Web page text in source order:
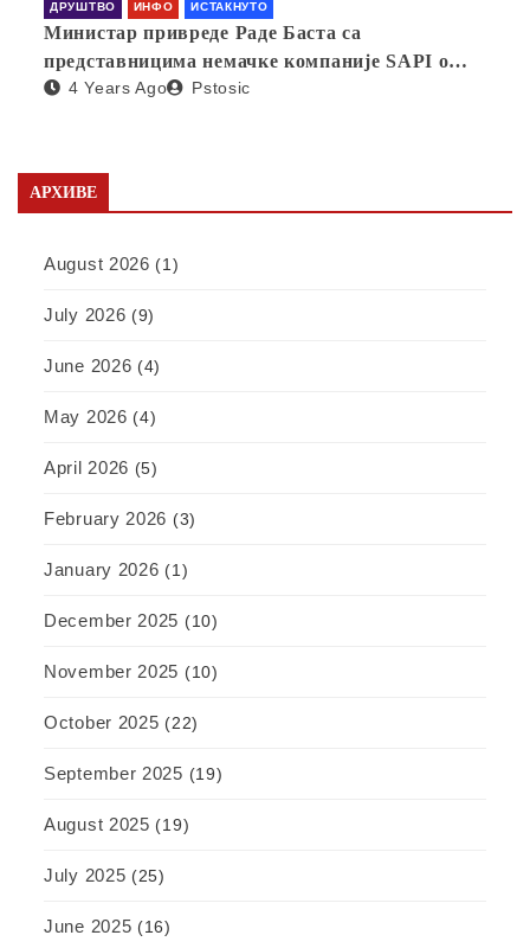
ДРУШТВО ИНФО ИСТАКНУТО
Министар привреде Раде Баста са
представницима немачке компаније SAPI о
отварању фабрике у Србији
4 Years Ago Pstosic
АРХИВЕ
August 2026 (1)
July 2026 (9)
June 2026 (4)
May 2026 (4)
April 2026 (5)
February 2026 (3)
January 2026 (1)
December 2025 (10)
November 2025 (10)
October 2025 (22)
September 2025 (19)
August 2025 (19)
July 2025 (25)
June 2025 (16)